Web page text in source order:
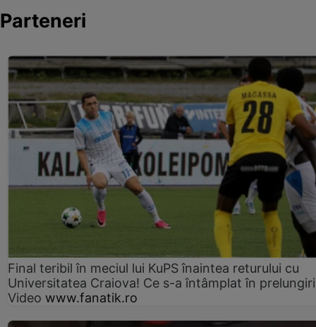
Parteneri
Final teribil în meciul lui KuPS înaintea returului cu
Universitatea Craiova! Ce s-a întâmplat în
Video www.fanatik.ro